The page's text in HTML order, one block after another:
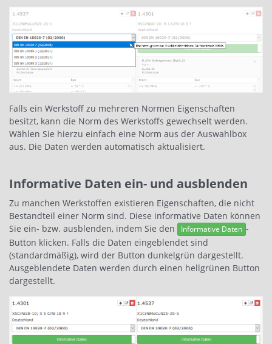
Falls ein Werkstoff zu mehreren Normen Eigenschaften
besitzt, kann die Norm des Werkstoffs gewechselt werden.
Wählen Sie hierzu einfach eine Norm aus der Auswahlbox
aus. Die Daten werden automatisch aktualisiert.
Informative Daten ein- und ausblenden
Zu manchen Werkstoffen existieren Eigenschaften, die nicht
Bestandteil einer Norm sind. Diese informative Daten können
Sie ein- bzw. ausblenden, indem Sie den
Informative Daten -
Button klicken. Falls die Daten eingeblendet sind
(standardmäßig), wird der Button dunkelgrün dargestellt.
Ausgeblendete Daten werden durch einen hellgrünen Button
dargestellt.